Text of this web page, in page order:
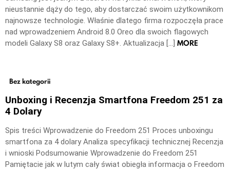
nieustannie dąży do tego, aby dostarczać swoim użytkownikom
najnowsze technologie. Właśnie dlatego firma rozpoczęła prace
nad wprowadzeniem Android 8.0 Oreo dla swoich flagowych
modeli Galaxy S8 oraz Galaxy S8+. Aktualizacja […] MORE
Bez kategorii
Unboxing i Recenzja Smartfona Freedom 251 za
4 Dolary
Spis treści Wprowadzenie do Freedom 251 Proces unboxingu
smartfona za 4 dolary Analiza specyfikacji technicznej Recenzja
i wnioski Podsumowanie Wprowadzenie do Freedom 251
Pamiętacie jak w lutym cały świat obiegła informacja o Freedom